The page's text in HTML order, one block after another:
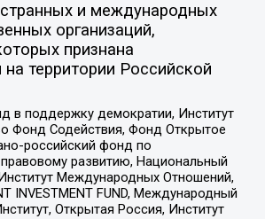
и международных
организаций,
признана
территории Российской
в поддержку демократии, Институт
Фонд Содействия, Фонд Открытое
российский фонд по
развитию, Национальный
Международных Отношений,
INVESTMENT FUND, Международный
Открытая Россия, Институт